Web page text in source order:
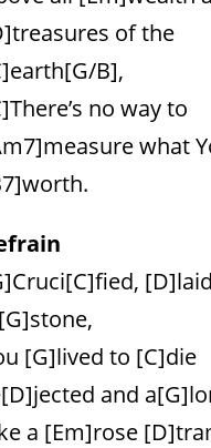
of the
B],
no way to
what
[G]lived to [C]die
and
a [Em]rose